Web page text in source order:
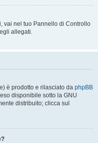
vai nel tuo Pannello di Controllo
allegati.
è prodotto e rilasciato da phpBB
disponibile sotto la GNU
distribuito; clicca sul